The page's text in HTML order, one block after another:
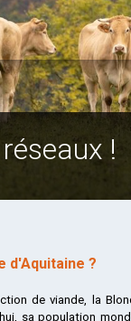
!
d'Aquitaine ?
de viande, la
sa population